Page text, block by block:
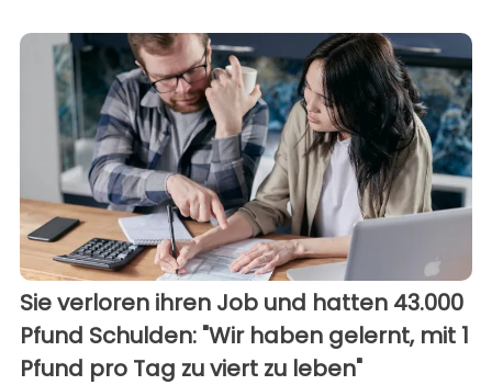
Sie verloren ihren Job und hatten 43.000
Pfund Schulden: "Wir haben gelernt, mit 1
Pfund pro Tag zu viert zu leben"